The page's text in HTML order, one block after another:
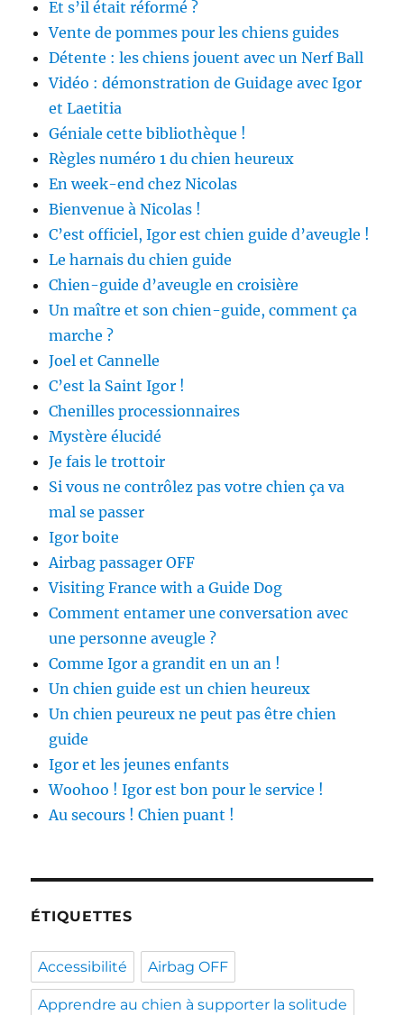
Et s’il était réformé ?
Vente de pommes pour les chiens guides
Détente : les chiens jouent avec un Nerf Ball
Vidéo : démonstration de Guidage avec Igor
et Laetitia
Géniale cette bibliothèque !
Règles numéro 1 du chien heureux
En week-end chez Nicolas
Bienvenue à Nicolas !
C’est officiel, Igor est chien guide d’aveugle !
Le harnais du chien guide
Chien-guide d’aveugle en croisière
Un maître et son chien-guide, comment ça
marche ?
Joel et Cannelle
C’est la Saint Igor !
Chenilles processionnaires
Mystère élucidé
Je fais le trottoir
Si vous ne contrôlez pas votre chien ça va
mal se passer
Igor boite
Airbag passager OFF
Visiting France with a Guide Dog
Comment entamer une conversation avec
une personne aveugle ?
Comme Igor a grandit en un an !
Un chien guide est un chien heureux
Un chien peureux ne peut pas être chien
guide
Igor et les jeunes enfants
Woohoo ! Igor est bon pour le service !
Au secours ! Chien puant !
ÉTIQUETTES
Accessibilité Airbag OFF
Apprendre au chien à supporter la solitude